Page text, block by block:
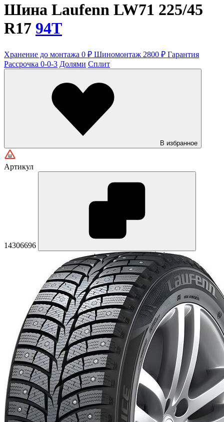
Шина Laufenn LW71 225/45
R17 94T
Хранение до монтажа 0 ₽ Шиномонтаж 2800 ₽ Гарантия
Рассрочка 0-0-3 Долями Сплит
В избранное
Артикул
14306696